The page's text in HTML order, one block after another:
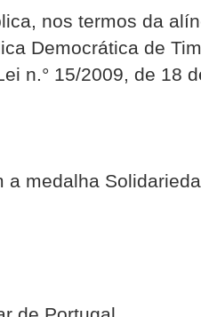
nos termos da
Democrática de
n.° 15/2009, de 18
medalha